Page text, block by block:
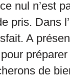
nul n’est
pris. Dans
A
de